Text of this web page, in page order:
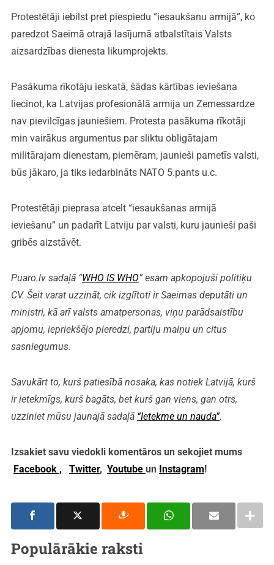
Protestētāji iebilst pret piespiedu “iesaukšanu armijā”, ko
paredzot Saeimā otrajā lasījumā atbalstītais Valsts
aizsardzības dienesta likumprojekts.
Pasākuma rīkotāju ieskatā, šādas kārtības ieviešana
liecinot, ka Latvijas profesionālā armija un Zemessardze
nav pievilcīgas jauniešiem. Protesta pasākuma rīkotāji
min vairākus argumentus par sliktu obligātajam
militārajam dienestam, piemēram, jaunieši pametīs valsti,
būs jākaro, ja tiks iedarbināts NATO 5.pants u.c.
Protestētāji pieprasa atcelt “iesaukšanas armijā
ieviešanu” un padarīt Latviju par valsti, kuru jaunieši paši
gribēs aizstāvēt.
Puaro.lv sadaļā “WHO IS WHO” esam apkopojuši politiķu
CV. Šeit varat uzzināt, cik izglītoti ir Saeimas deputāti un
ministri, kā arī valsts amatpersonas, viņu parādsaistību
apjomu, iepriekšējo pieredzi, partiju maiņu un citus
sasniegumus.
Savukārt to, kurš patiesībā nosaka, kas notiek Latvijā, kurš
ir ietekmīgs, kurš bagāts, bet kurš gan viens, gan otrs,
uzziniet mūsu jaunajā sadaļā “Ietekme un nauda”.
Izsakiet savu viedokli komentāros un sekojiet mums
Facebook ,
Twitter, Youtube un Instagram!
Populārākie raksti